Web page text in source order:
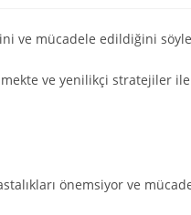
ve mücadele edildiğini
ve yenilikçi stratejiler
önemsiyor ve